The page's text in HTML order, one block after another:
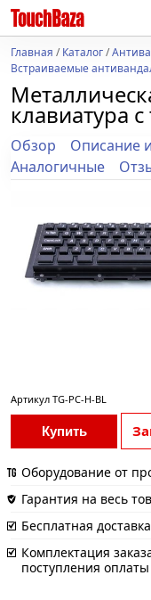
Главная /Каталог/
Встраиваемые
клавиатура
Обзор Описание
Аналогичные
Артикул TG-PC-H-BL
Купить
Оборудование от
Гарантия на весь
Бесплатная
Комплектация
поступления оплаты